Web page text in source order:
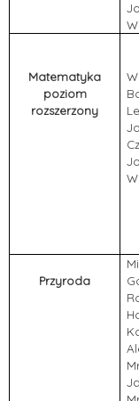
Matematyka
poziom
rozszerzony
Przyroda